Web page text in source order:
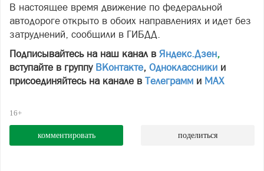
В настоящее время движение по федеральной
автодороге открыто в обоих направлениях и идет без
затруднений, сообщили в ГИБДД.
Подписывайтесь на наш канал в Яндекс.Дзен,
вступайте в группу ВКонтакте, Одноклассники и
присоединяйтесь на канале в Телеграмм и МАХ
16+
комментировать поделиться